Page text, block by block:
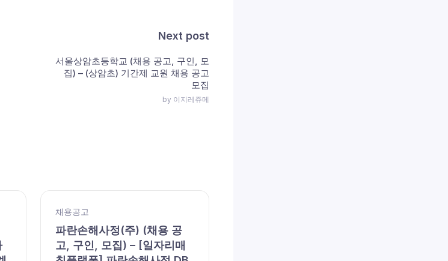
Next post
서울상암초등학교 (채용 공고, 구인, 모
집) – (상암초) 기간제 교원 채용 공고
모집
by 이지레쥬메
채용공고
파란손해사정(주) (채용 공
고, 구인, 모집) – [일자리매